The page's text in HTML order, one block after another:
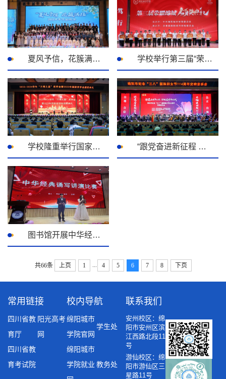
夏风予信，花簇满径”——学校举办2024届毕业生晚会 学校举行第三届“荣耀绵城”颁奖盛典
学校隆重举行国家奖学金暨“万博之星”奖学金颁奖典礼 “跟党奋进新征程 巾帼建功新时代”交响音乐会在我校演播厅举行 ​
图书馆开展中华经典诵写讲演活动
共66条 上页 1 4 5 6 7 8 下页
常用链接
四川省教
育厅
阳光高考
网
四川省教
育考试院
校内导航
绵阳城市
学院官网
学生处
绵阳城市
学院就业 教务处
联系我们
安州校区：绵
阳市安州区滨
江西路北段11
号
游仙校区：绵
阳市游仙区三
星路11号